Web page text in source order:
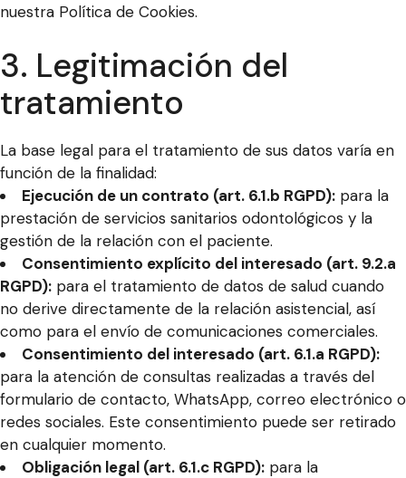
nuestra Política de Cookies.
3. Legitimación del
tratamiento
La base legal para el tratamiento de sus datos varía en
función de la finalidad:
Ejecución de un contrato (art. 6.1.b RGPD): para la
prestación de servicios sanitarios odontológicos y la
gestión de la relación con el paciente.
Consentimiento explícito del interesado (art. 9.2.a
RGPD): para el tratamiento de datos de salud cuando
no derive directamente de la relación asistencial, así
como para el envío de comunicaciones comerciales.
Consentimiento del interesado (art. 6.1.a RGPD):
para la atención de consultas realizadas a través del
formulario de contacto, WhatsApp, correo electrónico o
redes sociales. Este consentimiento puede ser retirado
en cualquier momento.
Obligación legal (art. 6.1.c RGPD): para la